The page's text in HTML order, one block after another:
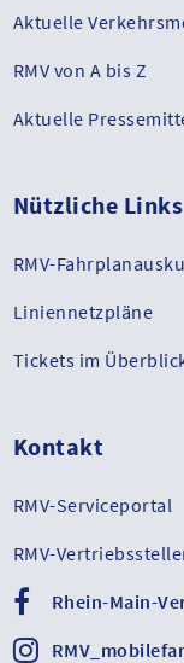
Aktuelle
RMV von A bis Z
Aktuelle
Nützliche Links
RMV-
Liniennetzpläne
Tickets im
Kontakt
RMV-Serviceportal
RMV-
Rhein-Main-